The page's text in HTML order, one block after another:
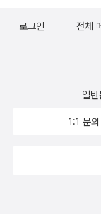
로그인 전체
일
1:1 문의